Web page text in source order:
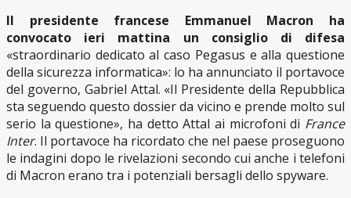
Il presidente francese Emmanuel Macron ha
convocato ieri mattina un consiglio di difesa
«straordinario dedicato al caso Pegasus e alla questione
della sicurezza informatica»: lo ha annunciato il portavoce
del governo, Gabriel Attal. «Il Presidente della Repubblica
sta seguendo questo dossier da vicino e prende molto sul
serio la questione», ha detto Attal ai microfoni di France
Inter. Il portavoce ha ricordato che nel paese proseguono
le indagini dopo le rivelazioni secondo cui anche i telefoni
di Macron erano tra i potenziali bersagli dello spyware.